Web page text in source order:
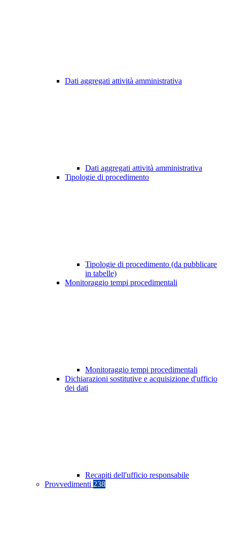
Dati aggregati attività amministrativa
Dati aggregati attività amministrativa
Tipologie di procedimento
Tipologie di procedimento (da pubblicare
in tabelle)
Monitoraggio tempi procedimentali
Monitoraggio tempi procedimentali
Dichiarazioni sostitutive e acquisizione d'ufficio
dei dati
Recapiti dell'ufficio responsabile
Provvedimenti 238